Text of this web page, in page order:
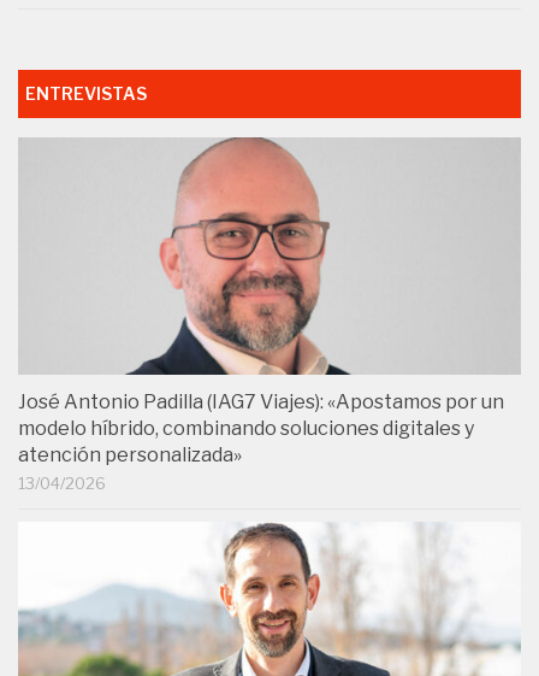
ENTREVISTAS
José Antonio Padilla (IAG7 Viajes): «Apostamos por un
modelo híbrido, combinando soluciones digitales y
atención personalizada»
13/04/2026